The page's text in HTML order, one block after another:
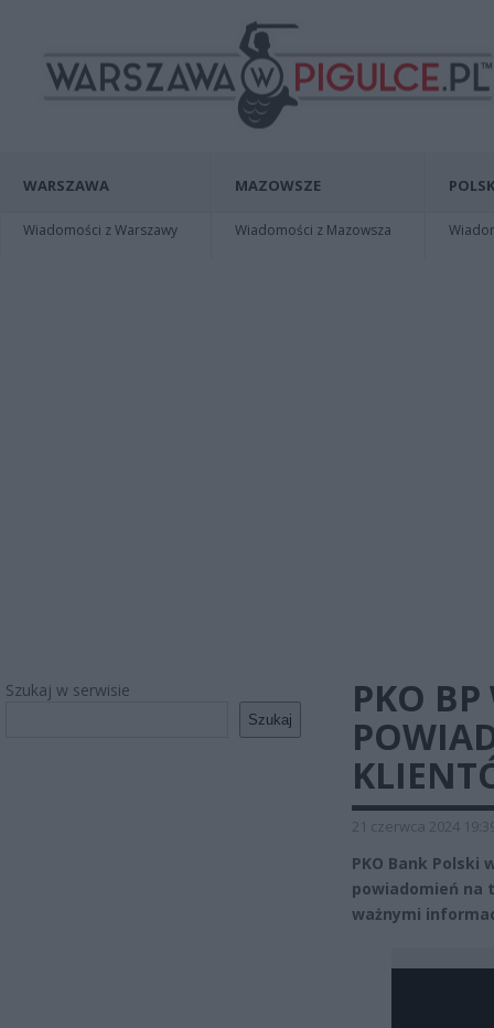
WARSZAWA
Wiadomości z Warszawy
MAZOWSZE
Wiadomości z Mazowsza
Szukaj w serwisie
Szukaj
PKO
21 czerwca 2024
PKO Bank Polski
powiadomień na
ważnymi